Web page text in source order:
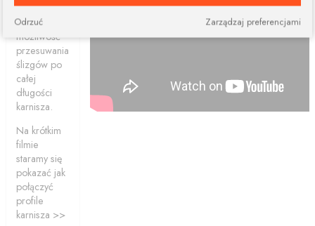
ciągle dają
nam
możliwość
przesuwania
ślizgów po
całej
długości
karnisza.
Na krótkim
filmie
staramy się
pokazać jak
połączyć
profile
karnisza >>
Zarządzaj preferencjami
Odrzuć